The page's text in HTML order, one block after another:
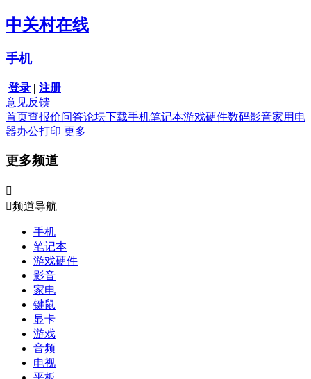
中关村在线
手机
登录 | 注册
意见反馈
首页查报价问答论坛下载手机笔记本游戏硬件数码影音家用电
器办公打印 更多
更多频道

频道导航
手机
笔记本
游戏硬件
影音
家电
键鼠
显卡
游戏
音频
电视